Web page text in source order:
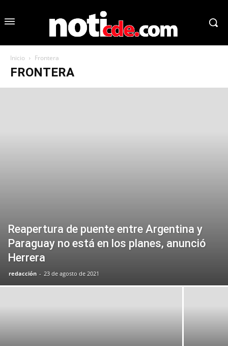
Inicio Frontera
FRONTERA
Reapertura de puente entre Argentina y
Paraguay no está en los planes, anunció
Herrera
redacción - 23 de agosto de 2021